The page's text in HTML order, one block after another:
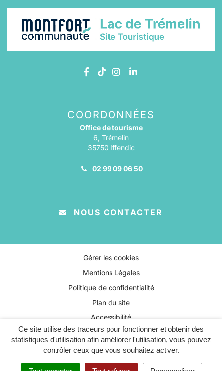
Ce site utilise des traceurs pour fonctionner et obtenir des
statistiques d'utilisation afin améliorer l'utilisation, vous pouvez
contrôler ceux que vous souhaitez activer.
Lien vers le compte Facebook
Lien vers le compte TikTok
Lien vers le compte
Lien vers le compte
COORDONNÉES
Office de tourisme
6, Trémelin
35750 Iffendic
02 99 09 06 50
NOUS CONTACTER
Gérer les cookies
Mentions Légales
Politique de confidentialité
Plan du site
Accessibilité